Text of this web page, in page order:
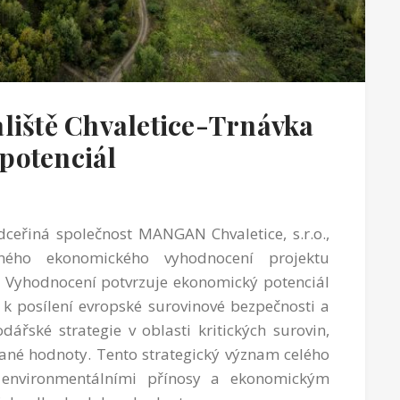
Chvaletice-Trnávka
společnost MANGAN Chvaletice, s.r.o.,
ekonomického vyhodnocení projektu
potvrzuje ekonomický potenciál
posílení evropské surovinové bezpečnosti a
strategie v oblasti kritických surovin,
hodnoty. Tento strategický význam celého
přínosy a ekonomickým